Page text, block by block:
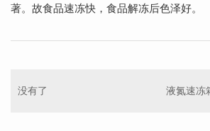
著。故食品速冻快，食品解冻后色泽好。
没有了